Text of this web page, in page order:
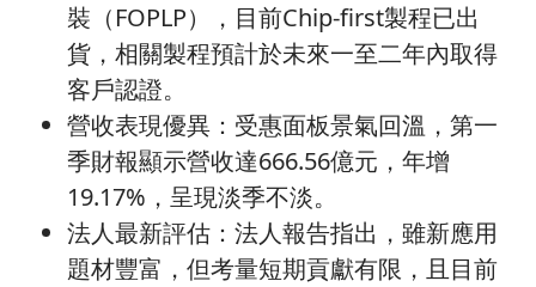
裝（FOPLP），目前Chip-first製程已出
貨，相關製程預計於未來一至二年內取得
客戶認證。
營收表現優異：受惠面板景氣回溫，第一
季財報顯示營收達666.56億元，年增
19.17%，呈現淡季不淡。
法人最新評估：法人報告指出，雖新應用
題材豐富，但考量短期貢獻有限，且目前